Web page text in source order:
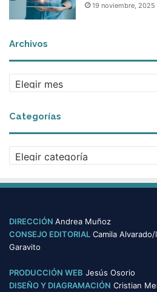
19 noviembre, 2025
Archivos
r
h
i
Categorías
a
e
o
r
s
DIRECCIÓN Andrea Muñoz
CONSEJO EDITORIAL Camila
Garavito
PRODUCCIÓN WEB Jesús Osorio
DISEÑO Y DIAGRAMACIÓN Cristian